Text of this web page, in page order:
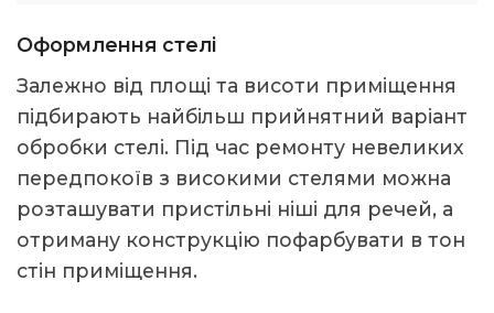
Оформлення стелі
Залежно від площі та висоти приміщення
підбирають найбільш прийнятний варіант
обробки стелі. Під час ремонту невеликих
передпокоїв з високими стелями можна
розташувати пристільні ніші для речей, а
отриману конструкцію пофарбувати в тон
стін приміщення.